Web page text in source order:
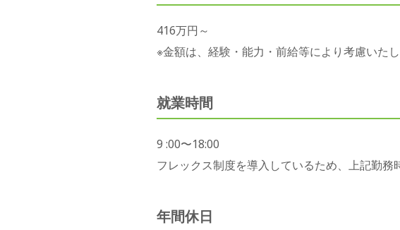
416万円～
※金額は、経験・能力・前給等により考慮いた
就業時間
9 :00〜18:00
フレックス制度を導入しているため、上記勤務
年間休日